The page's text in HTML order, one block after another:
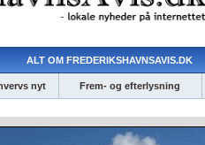
ALT OM FREDERIKSHAVNSAVIS.DK
nyt Frem- og efterlysning